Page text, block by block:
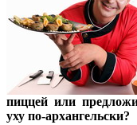
пиццей или
уху по-архангельски?